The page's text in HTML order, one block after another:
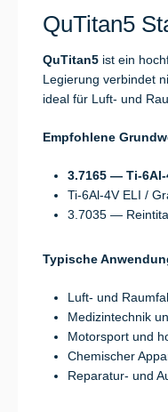
QuTitan5
QuTitan5 ist ein
Legierung verbindet
ideal für Luft- und
Empfohlene
3.7165 — Ti-6Al-
Ti-6Al-4V ELI /
3.7035 —
Typische
Luft- und
Medizintechnik
Motorsport und
Chemischer
Reparatur- und